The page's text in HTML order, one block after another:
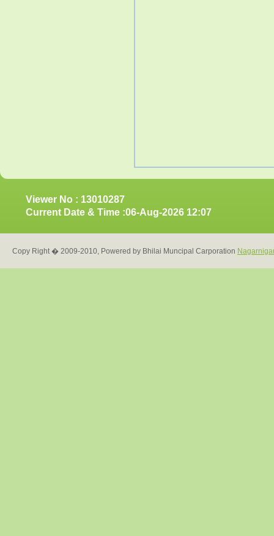
Viewer No : 13010287
Current Date & Time :06-Aug-2026 12:07
Copy Right � 2009-2010, Powered by Bhilai Muncipal Carporation